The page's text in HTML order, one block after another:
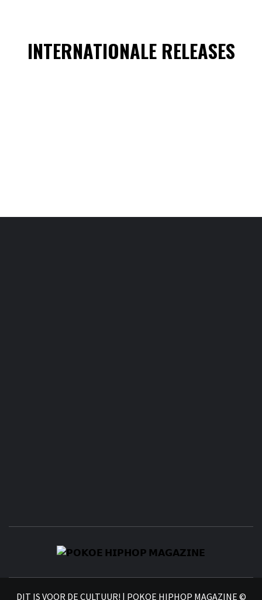
INTERNATIONALE RELEASES
DIT IS VOOR DE CULTUUR! | POKOE HIPHOP MAGAZINE ©